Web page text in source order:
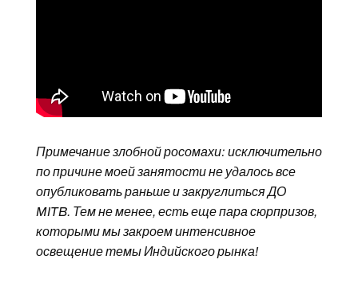
Примечание злобной росомахи: исключительно
по причине моей занятости не удалось все
опубликовать раньше и закруглиться ДО
MITB. Тем не менее, есть еще пара сюрпризов,
которыми мы закроем интенсивное
освещение темы Индийского рынка!